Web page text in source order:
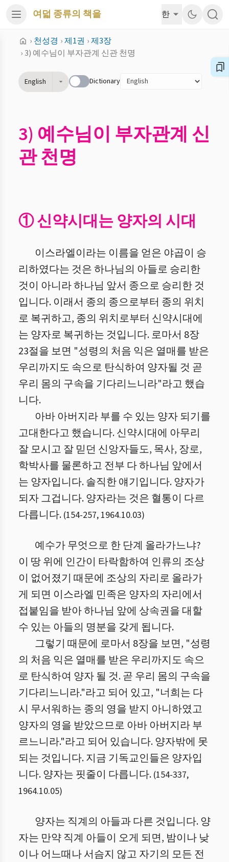
여덟 종류의 책을 한
› 천성경 ›제1권 ›제3장
› 3) 예수님이 부자관계 신관 천명
English Dictionary
3) 예수님이 부자관계 신
관 천명
① 신약시대는 양자의 시대
이스라엘이라는 이름을 얻은 야곱이 승
리하였다는 것은 하나님의 아들로 승리한
것이 아니라 하나님 앞서 종으로 승리한 것
입니다. 이래서 종의 종으로부터 종의 위치
로 복귀하고, 종의 위치로부터 신약시대에
는 양자로 복귀하는 것입니다. 로마서 8장
23절을 보면 "성령의 처음 익은 열매를 받은
우리까지도 속으로 탄식하여 양자될 것 곧
우리 몸의 구속을 기다리느니라"라고 했습
니다.
아바 아버지라 부를 수 있는 양자 되기를
고대한다고 했습니다. 신약시대에 아무리
잘 모시고 잘 믿던 신앙자들도, 목사, 장로,
학박사를 물론하고 전부 다 하나님 앞에서
는 양자입니다. 솔직한 얘기입니다. 양자가
되자 그겁니다. 양자라는 것은 혈통이 다르
다릅니다. (154-257, 1964.10.03)
예수가 무엇으로 한 단계 올라가느냐?
이 땅 위에 인간이 타락함하여 인류의 조상
이 없어졌기 때문에 조상의 자리로 올라가
게 되면 이스라엘 민족은 양자의 자리에서
접붙임을 받아 하나님 앞에 상속권을 대할
수 있는 아들의 명분을 갖게 됩니다.
그렇기 때문에 로마서 8장을 보면, "성령
의 처음 익은 열매를 받은 우리까지도 속으
로 탄식하여 양자 될 것. 곧 우리 몸의 구속을
기다리느니라."라고 되어 있고, "너희는 다
시 무서워하는 종의 영을 받지 아니하였고
양자의 영을 받았으므로 아바 아버지라 부
르느니라."라고 되어 있습니다. 양자밖에 못
되는 것입니다. 지금 기독교인들은 양자입
니다. 양자는 핏줄이 다릅니다. (154-337,
1964.10.05)
양자는 직계의 아들과 다른 것입니다. 양
자는 만약 직계 아들이 오게 되면, 밤이나 낮
이나 어느때나 서슴지 않고 자기의 모든 전